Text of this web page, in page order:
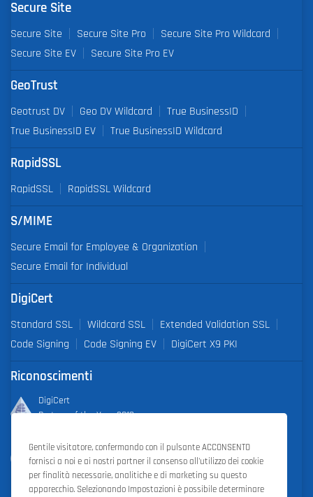
Secure Site
Secure Site Secure Site Pro
Secure Site Pro Wildcard
Secure Site EV
Secure Site Pro EV
GeoTrust
Geotrust DV Geo DV Wildcard
True BusinessID
True BusinessID EV
True BusinessID Wildcard
RapidSSL
RapidSSL RapidSSL Wildcard
S/MIME
Secure Email for Employee & Organization
Secure Email for Individual
DigiCert
Standard SSL Wildcard SSL
Extended Validation SSL
Code Signing
Code Signing EV DigiCert X9 PKI
Riconoscimenti
DigiCert
Partner of the Year 2019
Outstanding Sales Performance Award 2018, 2019, 2020, 2021,
2022
Gentile visitatore, confermando con il pulsante ACCONSENTO
fornisci a noi e ai nostri partner il consenso all'utilizzo dei cookie
per finalità necessarie, analitiche e di marketing su questo
apparecchio. Selezionando Impostazioni è possibile determinare